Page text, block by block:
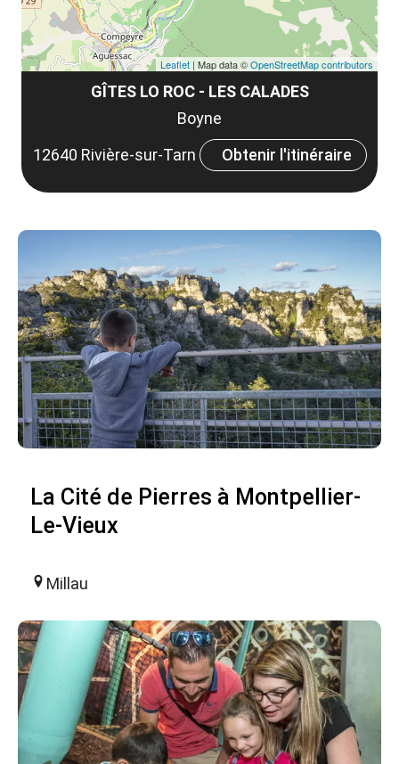
GÎTES LO ROC - LES CALADES
Boyne
12640 Rivière-sur-Tarn
Obtenir l'itinéraire
Leaflet | Map data ©OpenStreetMap contributors
La Cité de Pierres à Montpellier-
Le-Vieux
Millau